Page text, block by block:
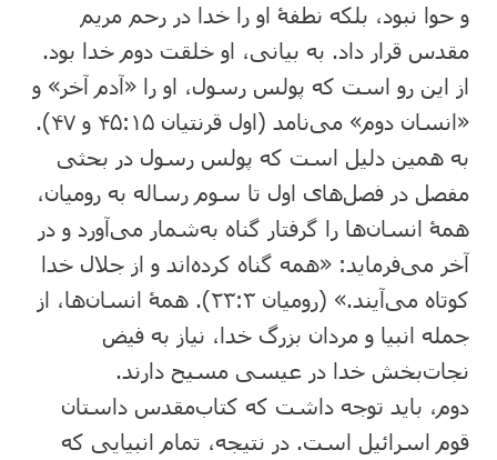
و حوا نبود، بلکه نطفۀ او را خدا در رحم مریم
مقدس قرار داد. به بیانی، او خلقت دوم خدا بود.
از این رو است که پولس رسول، او را «آدم آخر» و
«انسان دوم» می‌نامد (اول قرنتیان ۱۵:‏۴۵ و ۴۷).
به همین دلیل است که پولس رسول در بحثی
مفصل در فصل‌های اول تا سوم رساله به رومیان،
همۀ انسان‌ها را گرفتار گناه به‌شمار می‌آورد و در
آخر می‌فرماید: «همه گناه کرده‌اند و از جلال خدا
کوتاه می‌آیند.» (رومیان ۳:‏۲۳). همۀ انسان‌ها، از
جمله انبیا و مردان بزرگ خدا، نیاز به فیض
نجات‌بخش خدا در عیسی مسیح دارند.
دوم، باید توجه داشت که کتاب‌مقدس داستان
قوم اسرائیل است. در نتیجه، تمام انبیایی که